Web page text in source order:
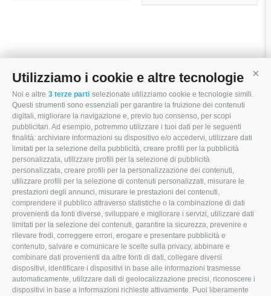
Utilizziamo i cookie e altre tecnologie
Noi e altre 3 terze parti selezionate utilizziamo cookie e tecnologie simili.
Questi strumenti sono essenziali per garantire la fruizione dei contenuti
digitali, migliorare la navigazione e, previo tuo consenso, per scopi
pubblicitari. Ad esempio, potremmo utilizzare i tuoi dati per le seguenti
finalità: archiviare informazioni su dispositivo e/o accedervi, utilizzare dati
limitati per la selezione della pubblicità, creare profili per la pubblicità
personalizzata, utilizzare profili per la selezione di pubblicità
personalizzata, creare profili per la personalizzazione dei contenuti,
utilizzare profili per la selezione di contenuti personalizzati, misurare le
prestazioni degli annunci, misurare le prestazioni dei contenuti,
comprendere il pubblico attraverso statistiche o la combinazione di dati
provenienti da fonti diverse, sviluppare e migliorare i servizi, utilizzare dati
limitati per la selezione dei contenuti, garantire la sicurezza, prevenire e
rilevare frodi, correggere errori, erogare e presentare pubblicità e
contenuto, salvare e comunicare le scelte sulla privacy, abbinare e
combinare dati provenienti da altre fonti di dati, collegare diversi
dispositivi, identificare i dispositivi in base alle informazioni trasmesse
automaticamente, utilizzare dati di geolocalizzazione precisi, riconoscere i
dispositivi in base a informazioni richieste attivamente. Puoi liberamente
Via Modena, 22
47853 Coriano (RN)
0541.657874
info@mocamacchinari.it
F
a
c
e
I
n
s
t
L
i
n
k